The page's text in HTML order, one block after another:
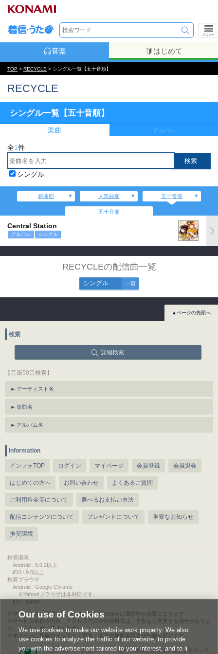
メニュー
音楽 はじめて
TOP > RECYCLE > シングル一覧【五十音順】
RECYCLE
シングル一覧【五十音順】
楽曲 アルバム
全1件
シングル
新曲順 人気曲順 五十音順
五十音順
Central Station
アルバム シングル
RECYCLEの配信曲一覧
シングル 一覧
▲ページの先頭へ
検索
詳細検索
【音楽50音検索】
アーティスト名
楽曲名
アルバム名
information
インフォTOP ログイン マイページ 会員登録 会員退会
はじめての方へ お問い合わせ よくあるご質問
ご利用料金等について 選べるお支払い方法
配信コンテンツについて プレゼントについて 重要なお知らせ
推奨環境
推奨環境
Android : 5.0.2以上
iOS : 9.0以上
推奨ブラウザ
Android : Google Chrome
※Yahoo!ブラウザは非対応です。
iOS : Safari
サービスをご利用されるには、情報料のほかに通信料が必要になります。
サービス名称や内容、アクセス方法や情報料等は、予告なく変更する場合がありま
す。あらかじめご了承ください。
本ページに掲載のイラスト・写真・文章の無断複写及び転載を禁じます。
このエルマークは、レコード会社・映像製作会社が提供するコンテ
Our use of Cookies
We use cookies to make our website work properly. We also
use cookies to analyze the traffic of our website, to provide
you with the advertisement tailored to your interest, and to li